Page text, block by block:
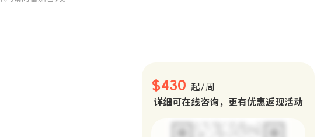
$430
起/周
详细可在线咨询，更有优惠返现活动